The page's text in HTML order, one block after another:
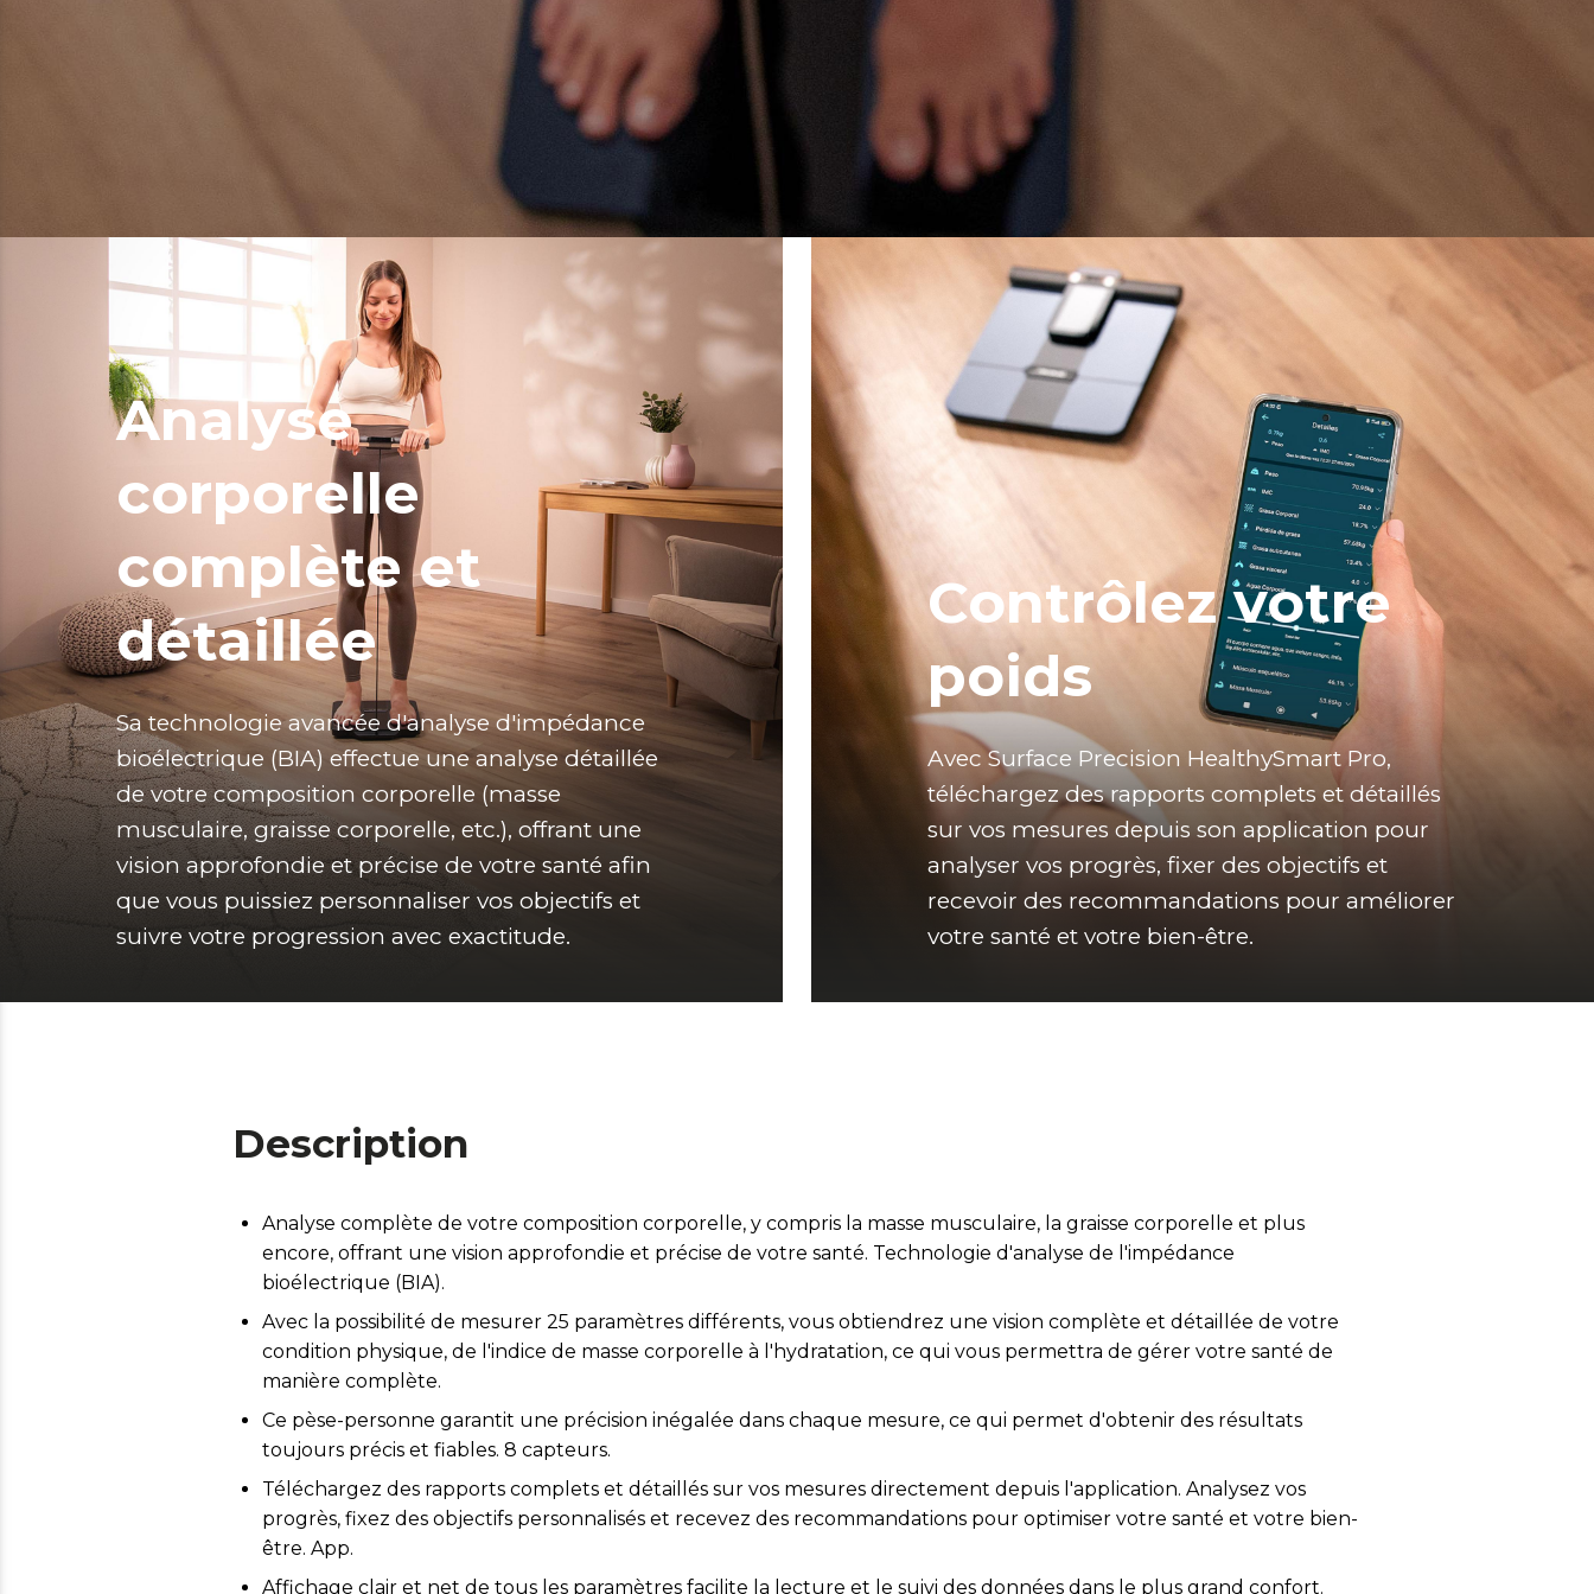
Analyse
corporelle
complète et
détaillée
Sa technologie avancée d'analyse d'impédance
bioélectrique (BIA) effectue une analyse détaillée
de votre composition corporelle (masse
musculaire, graisse corporelle, etc.), offrant une
vision approfondie et précise de votre santé afin
que vous puissiez personnaliser vos objectifs et
suivre votre progression avec exactitude.
Contrôlez votre
poids
Avec Surface Precision HealthySmart Pro,
téléchargez des rapports complets et détaillés
sur vos mesures depuis son application pour
analyser vos progrès, fixer des objectifs et
recevoir des recommandations pour améliorer
votre santé et votre bien-être.
Description
Analyse complète de votre composition corporelle, y compris la masse musculaire, la graisse corporelle et plus
encore, offrant une vision approfondie et précise de votre santé. Technologie d'analyse de l'impédance
bioélectrique (BIA).
Avec la possibilité de mesurer 25 paramètres différents, vous obtiendrez une vision complète et détaillée de votre
condition physique, de l'indice de masse corporelle à l'hydratation, ce qui vous permettra de gérer votre santé de
manière complète.
Ce pèse-personne garantit une précision inégalée dans chaque mesure, ce qui permet d'obtenir des résultats
toujours précis et fiables. 8 capteurs.
Téléchargez des rapports complets et détaillés sur vos mesures directement depuis l'application. Analysez vos
progrès, fixez des objectifs personnalisés et recevez des recommandations pour optimiser votre santé et votre bien-
être. App.
Affichage clair et net de tous les paramètres facilite la lecture et le suivi des données dans le plus grand confort.